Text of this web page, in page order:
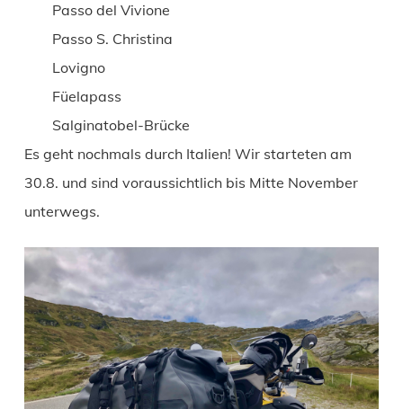
Passo del Vivione
Passo S. Christina
Lovigno
Füelapass
Salginatobel-Brücke
Es geht nochmals durch Italien! Wir starteten am
30.8. und sind voraussichtlich bis Mitte November
unterwegs.